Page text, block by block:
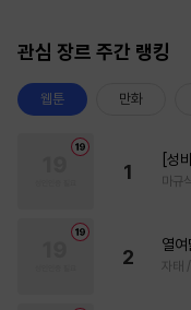
관심 장르 주간 랭킹
웹툰 만화
1
[성
마규
2
열
자태